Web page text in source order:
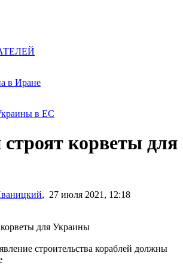
в Иране
в ЕС
корветы для
, 27 июля 2021, 12:18
строительства кораблей должны